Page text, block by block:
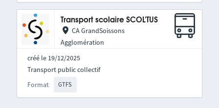
Transport scolaire SCOL'TUS
CA GrandSoissons
Agglomération
créé le 19/12/2025
Format GTFS
Transport public collectif